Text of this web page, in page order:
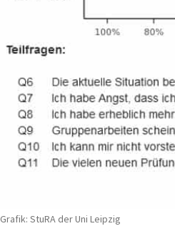
Grafik: StuRA der Uni Leipzig